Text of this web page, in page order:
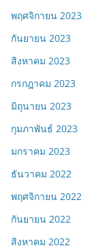
พฤศจิกายน 2023
กันยายน 2023
สิงหาคม 2023
กรกฎาคม 2023
มิถุนายน 2023
กุมภาพันธ์ 2023
มกราคม 2023
ธันวาคม 2022
พฤศจิกายน 2022
กันยายน 2022
สิงหาคม 2022